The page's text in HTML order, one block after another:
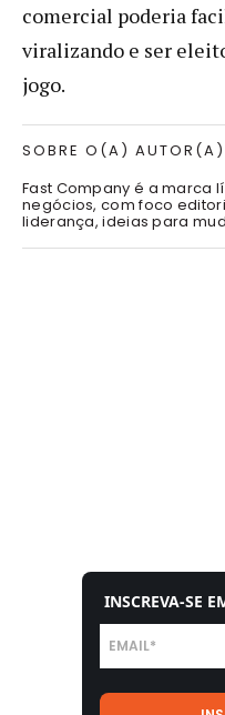
comercial poderia
viralizando e ser
jogo.
SOBRE O(A) AUTOR(A)
Fast Company é a marca
negócios, com foco
liderança, ideias para
INSCREVA-SE